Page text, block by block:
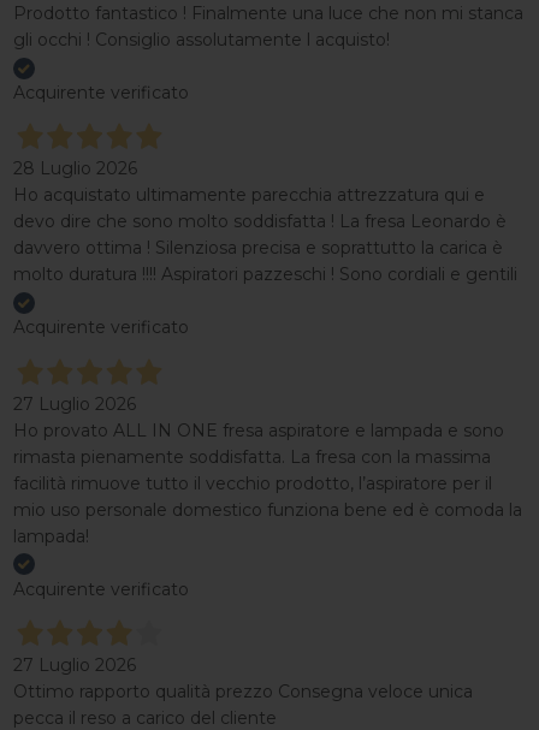
Prodotto fantastico ! Finalmente una luce che non mi stanca
gli occhi ! Consiglio assolutamente l acquisto!
Acquirente verificato
28 Luglio 2026
Ho acquistato ultimamente parecchia attrezzatura qui e
devo dire che sono molto soddisfatta ! La fresa Leonardo è
davvero ottima ! Silenziosa precisa e soprattutto la carica è
molto duratura !!!! Aspiratori pazzeschi ! Sono cordiali e gentili
Acquirente verificato
27 Luglio 2026
Ho provato ALL IN ONE fresa aspiratore e lampada e sono
rimasta pienamente soddisfatta. La fresa con la massima
facilità rimuove tutto il vecchio prodotto, l’aspiratore per il
mio uso personale domestico funziona bene ed è comoda la
lampada!
Acquirente verificato
27 Luglio 2026
Ottimo rapporto qualità prezzo Consegna veloce unica
pecca il reso a carico del cliente